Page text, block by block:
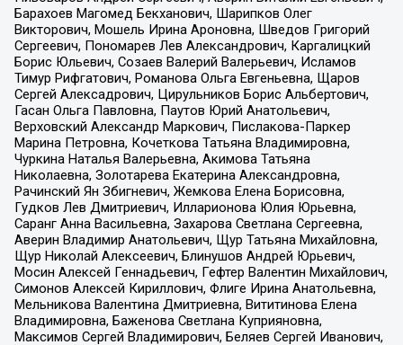
Барахоев Магомед Бекханович, Шарипков Олег
Викторович, Мошель Ирина Ароновна, Шведов Григорий
Сергеевич, Пономарев Лев Александрович, Каргалицкий
Борис Юльевич, Созаев Валерий Валерьевич, Исламов
Тимур Рифгатович, Романова Ольга Евгеньевна, Щаров
Сергей Алексадрович, Цирульников Борис Альбертович,
Гасан Ольга Павловна, Паутов Юрий Анатольевич,
Верховский Александр Маркович, Пислакова-Паркер
Марина Петровна, Кочеткова Татьяна Владимировна,
Чуркина Наталья Валерьевна, Акимова Татьяна
Николаевна, Золотарева Екатерина Александровна,
Рачинский Ян Збигневич, Жемкова Елена Борисовна,
Гудков Лев Дмитриевич, Илларионова Юлия Юрьевна,
Саранг Анна Васильевна, Захарова Светлана Сергеевна,
Аверин Владимир Анатольевич, Щур Татьяна Михайловна,
Щур Николай Алексеевич, Блинушов Андрей Юрьевич,
Мосин Алексей Геннадьевич, Гефтер Валентин Михайлович,
Симонов Алексей Кириллович, Флиге Ирина Анатольевна,
Мельникова Валентина Дмитриевна, Вититинова Елена
Владимировна, Баженова Светлана Куприяновна,
Максимов Сергей Владимирович, Беляев Сергей Иванович,